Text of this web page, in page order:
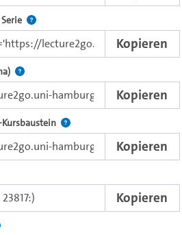
Nutzen Sie diesen Code, um das
Kopieren
Direkter iFrame-Link zur Weitergabe an
Kopieren
Verwenden Sie diesen Link,
Kopieren
Sie diesen Code, um das Video in CommSy
Kopieren
Link zur Serie.